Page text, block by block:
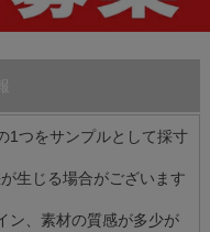
1つをサンプルとして採寸
生じる場合がございます
ン、素材の質感が多少が